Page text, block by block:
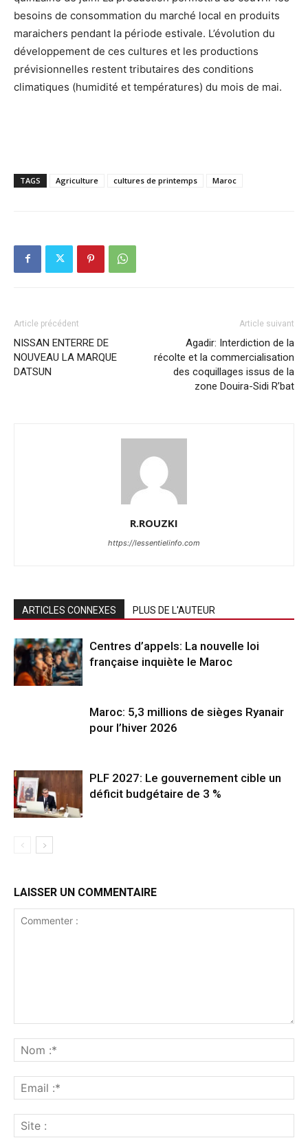
besoins de consommation du marché local en produits
maraichers pendant la période estivale. L’évolution du
développement de ces cultures et les productions
prévisionnelles restent tributaires des conditions
climatiques (humidité et températures) du mois de mai.
TAGS Agriculture cultures de printemps Maroc
Article précédent
NISSAN ENTERRE DE
NOUVEAU LA MARQUE
DATSUN
Article suivant
Agadir: Interdiction de la
récolte et la commercialisation
des coquillages issus de la
zone Douira-Sidi R’bat
R.ROUZKI
https://lessentielinfo.com
ARTICLES CONNEXES PLUS DE L'AUTEUR
Centres d’appels: La nouvelle loi
française inquiète le Maroc
Maroc: 5,3 millions de sièges Ryanair
pour l’hiver 2026
PLF 2027: Le gouvernement cible un
déficit budgétaire de 3 %
LAISSER UN COMMENTAIRE